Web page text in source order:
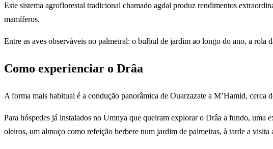
Este sistema agroflorestal tradicional chamado agdal produz rendimentos
mamíferos.
Entre as aves observáveis no palmeiral: o bulbul de jardim ao longo do ano, a rola
Como experienciar o Drâa
A forma mais habitual é a condução panorâmica de Ouarzazate a M’Hamid, cerca
Para hóspedes já instalados no Umnya que queiram explorar o Drâa a fundo,
oleiros, um almoço como refeição berbere num jardim de palmeiras, à tarde a